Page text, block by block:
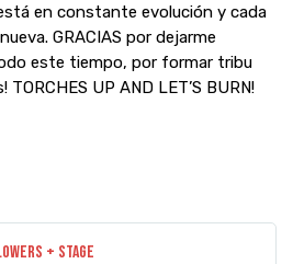
en constante evolución y cada
GRACIAS por dejarme
este tiempo, por formar tribu
UP AND LET’S BURN!
+ STAGE